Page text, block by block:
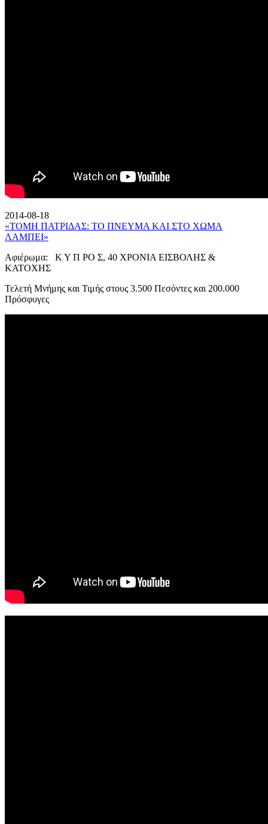
2014-08-18
«ΤΟΜΗ ΠΑΤΡΙΔΑΣ: ΤΟ ΠΝΕΥΜΑ ΚΑΙ ΣΤΟ ΧΩΜΑ
ΛΑΜΠΕΙ»
Αφιέρωμα: Κ Υ Π ΡΟ Σ, 40 ΧΡΟΝΙΑ ΕΙΣΒΟΛΗΣ &
ΚΑΤΟΧΗΣ
Τελετή Μνήμης και Τιμής στους 3.500 Πεσόντες και 200.000
Πρόσφυγες